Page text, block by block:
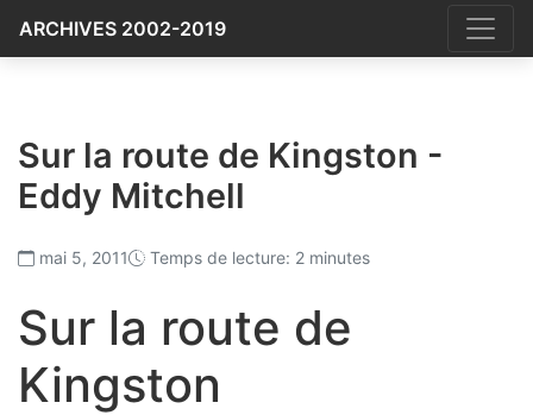
ARCHIVES 2002-2019
Sur la route de Kingston -
Eddy Mitchell
mai 5, 2011 Temps de lecture: 2 minutes
Sur la route de
Kingston